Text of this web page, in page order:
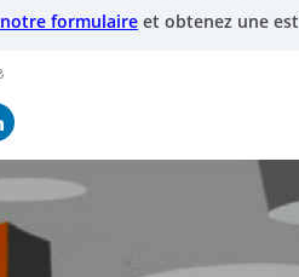
notre formulaire et obtenez une